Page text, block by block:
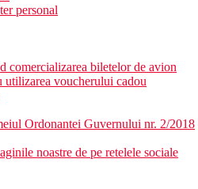
personal
comercializarea biletelor de avion
voucherului cadou
Ordonantei Guvernului nr. 2/2018
noastre de pe retelele sociale